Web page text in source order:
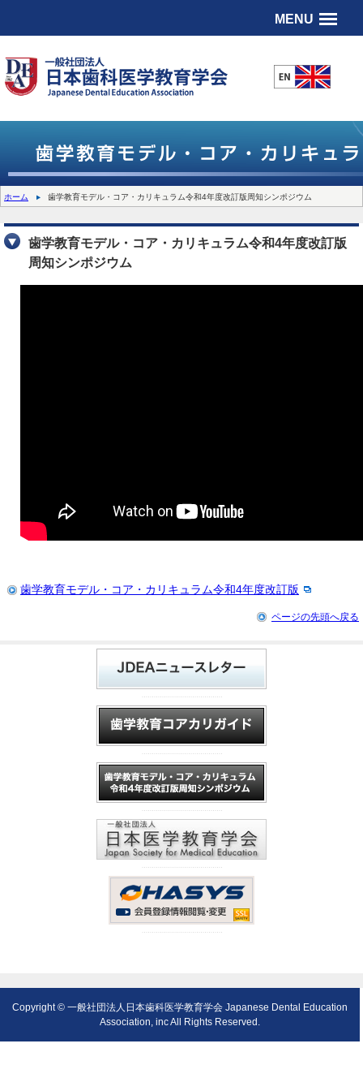
MENU
ホーム 歯学教育モデル・コア・カリキュラム令和4年度改訂版周知シンポジウム
歯学教育モデル・コア・カリキュラム令和4年度改訂版
周知シンポジウム
歯学教育モデル・コア・カリキュラム令和4年度改訂版
ページの先頭へ戻る
Copyright © 一般社団法人日本歯科医学教育学会 Japanese Dental Education
Association, inc All Rights Reserved.